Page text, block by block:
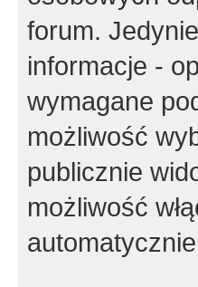
forum.
informacje -
wymagane
możliwość
publicznie
możliwość